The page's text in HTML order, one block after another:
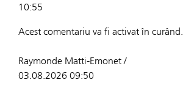
10:55
Acest comentariu va fi activat în curând.
Raymonde Matti-Emonet /
03.08.2026 09:50